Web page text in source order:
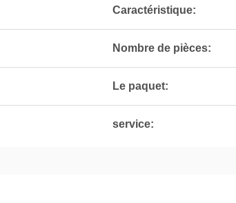
Caractéristique:
Nombre de pièces:
Le paquet:
service: